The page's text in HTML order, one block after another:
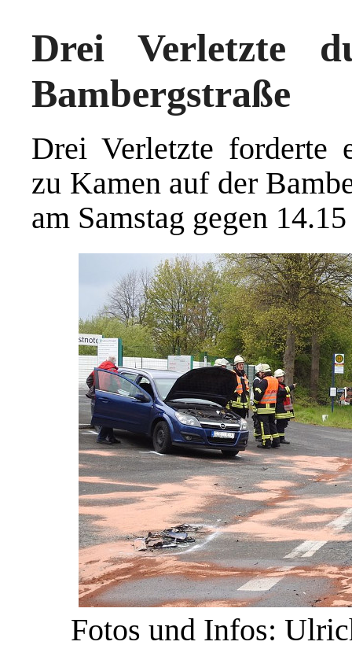
Drei Verletzte
Bambergstraße
Drei Verletzte forderte
zu Kamen auf der
am Samstag gegen
Fotos und Infos: